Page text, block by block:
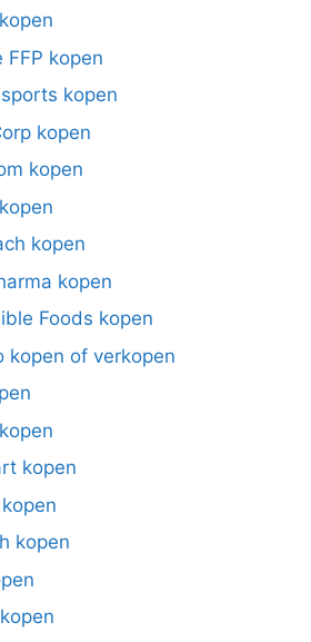
FFP kopen
kopen
kopen
kopen
kopen
kopen
Foods kopen
kopen of verkopen
kopen
kopen